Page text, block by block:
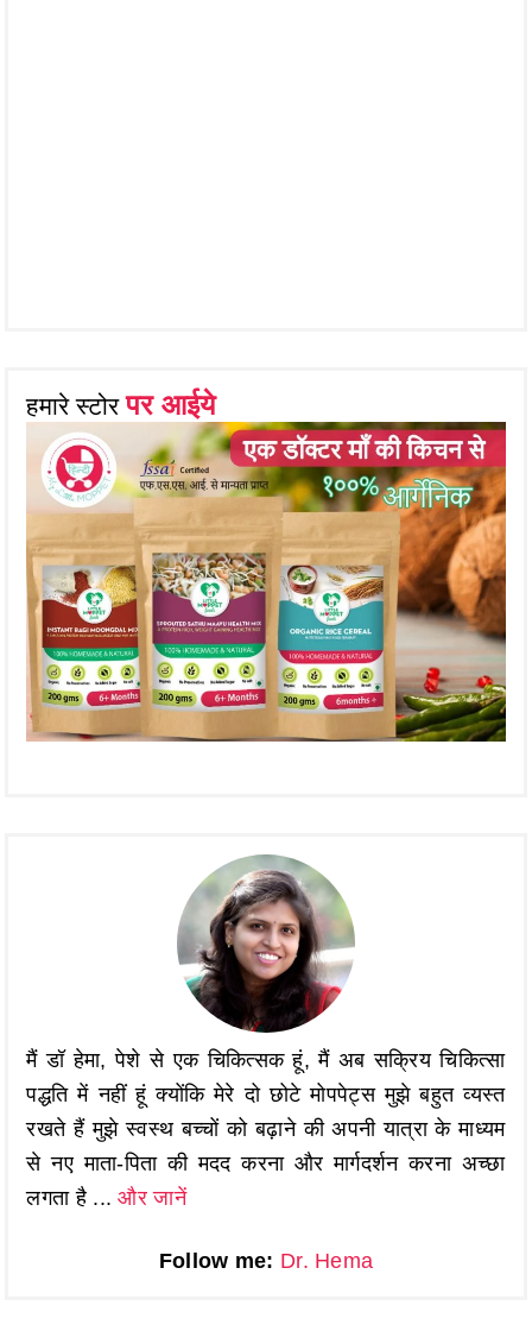
हमारे स्टोरपर आईये
मैं डॉ हेमा, पेशे से एक चिकित्सक हूं, मैं अब सक्रिय चिकित्सा
पद्धति में नहीं हूं क्योंकि मेरे दो छोटे मोपपेट्स मुझे बहुत व्यस्त
रखते हैं मुझे स्वस्थ बच्चों को बढ़ाने की अपनी यात्रा के माध्यम
से नए माता-पिता की मदद करना और मार्गदर्शन करना अच्छा
लगता है ...और जानें
Follow me: Dr. Hema